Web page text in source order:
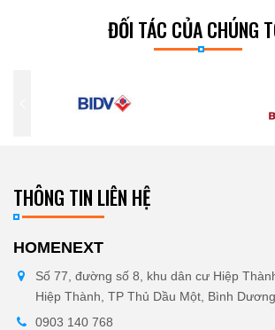
ĐỐI TÁC CỦA CHÚNG
THÔNG TIN LIÊN HỆ
HOMENEXT
Số 77, đường số 8, khu dân cư Hiệp
Hiệp Thành, TP Thủ Dầu Một, Bình Dương
0903 140 768